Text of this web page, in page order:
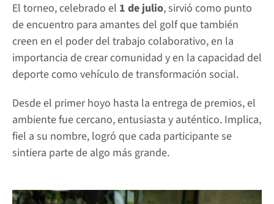
El torneo, celebrado el 1 de julio, sirvió como punto
de encuentro para amantes del golf que también
creen en el poder del trabajo colaborativo, en la
importancia de crear comunidad y en la capacidad del
deporte como vehículo de transformación social.
Desde el primer hoyo hasta la entrega de premios, el
ambiente fue cercano, entusiasta y auténtico. Implica,
fiel a su nombre, logró que cada participante se
sintiera parte de algo más grande.